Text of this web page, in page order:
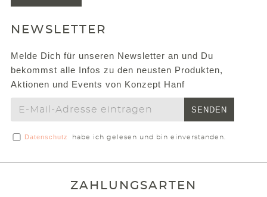
NEWSLETTER
Melde Dich für unseren Newsletter an und Du
bekommst alle Infos zu den neusten Produkten,
Aktionen und Events von Konzept Hanf
SENDEN
Datenschutz habe ich gelesen und bin einverstanden.
ZAHLUNGSARTEN